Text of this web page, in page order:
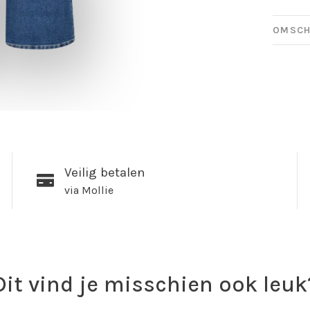
Veilig betalen
via Mollie
vind je misschien ook